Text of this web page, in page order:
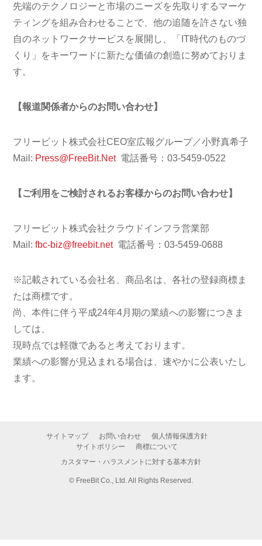
先端のテクノロジーと市場のニーズを先取りするマーケ
ティングを組み合わせることで、他の追随を許さない独
自のネットワークサービスを展開し、「IT時代のものづ
くり」をキーワードに新たな価値の創造に努めておりま
す。
【報道関係者からのお問い合わせ】
フリービット株式会社CEO室広報グループ／小野真希子
Mail: Press@FreeBit.Net電話番号：03-5459-0522
【ご利用をご検討されるお客様からのお問い合わせ】
フリービット株式会社クラウドインフラ営業部
Mail:fbc-biz@freebit.net電話番号：03-5459-0688
※記載されている会社名、商品名は、各社の登録商標ま
たは商標です。
尚、本件に伴う平成24年4月期の業績への影響につきま
しては、
現時点では軽微であると考えております。
業績への影響が見込まれる場合は、速やかに公表いたし
ます。
サイトマップ お問い合わせ
個人情報保護方針
サイトポリシー
商標について
カスタマー・ハラスメントに対する基本方針
© FreeBit Co., Ltd. All Rights Reserved.